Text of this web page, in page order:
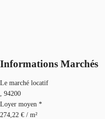
Informations Marchés
Le marché locatif
, 94200
Loyer moyen *
274,22 € / m²